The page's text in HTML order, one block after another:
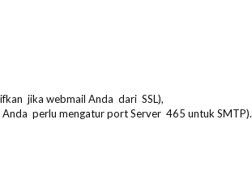
jika webmail Anda dari SSL),
perlu mengatur port Server 465 untuk SMTP).